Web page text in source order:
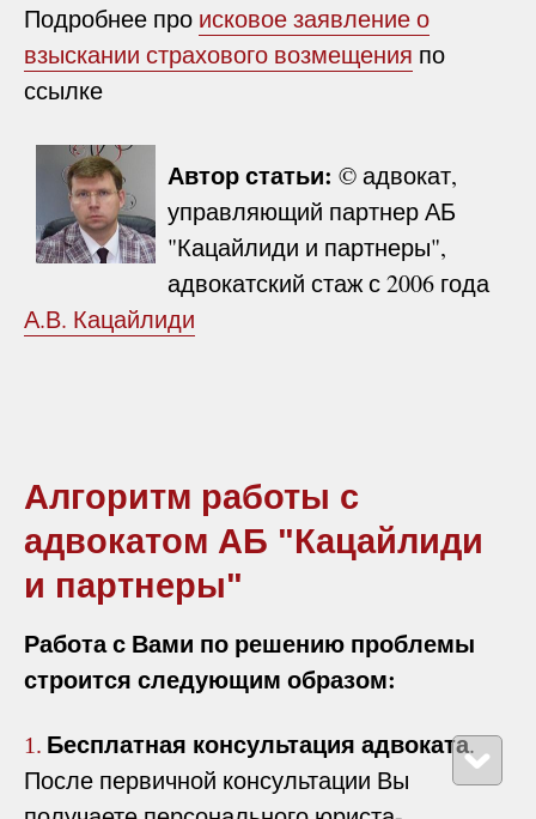
Подробнее про исковое заявление о
взыскании страхового возмещения по
ссылке
Автор статьи: © адвокат,
управляющий партнер АБ
"Кацайлиди и партнеры",
адвокатский стаж с 2006 года
А.В. Кацайлиди
Алгоритм работы с
адвокатом АБ "Кацайлиди
и партнеры"
Работа с Вами по решению проблемы
строится следующим образом:
1. Бесплатная консультация адвоката.
После первичной консультации Вы